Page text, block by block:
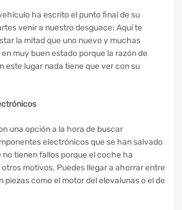
ha escrito el punto final de su
venir a nuestro desguace: Aquí te
la mitad que uno nuevo y muchas
muy buen estado porque la razón de
este lugar nada tiene que ver con su
una opción a la hora de buscar
electrónicos que se han salvado
no tienen fallos porque el coche ha
motivos. Puedes llegar a ahorrar entre
piezas como el motor del elevalunas o el de